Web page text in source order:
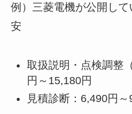
例）三菱電機が公開し
安
取扱説明・点検調整
円～15,180円
見積診断：6,490円～